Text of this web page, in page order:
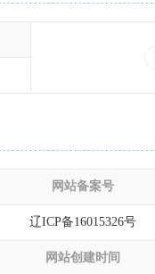
网站备案号
辽ICP备16015326号
网站创建时间